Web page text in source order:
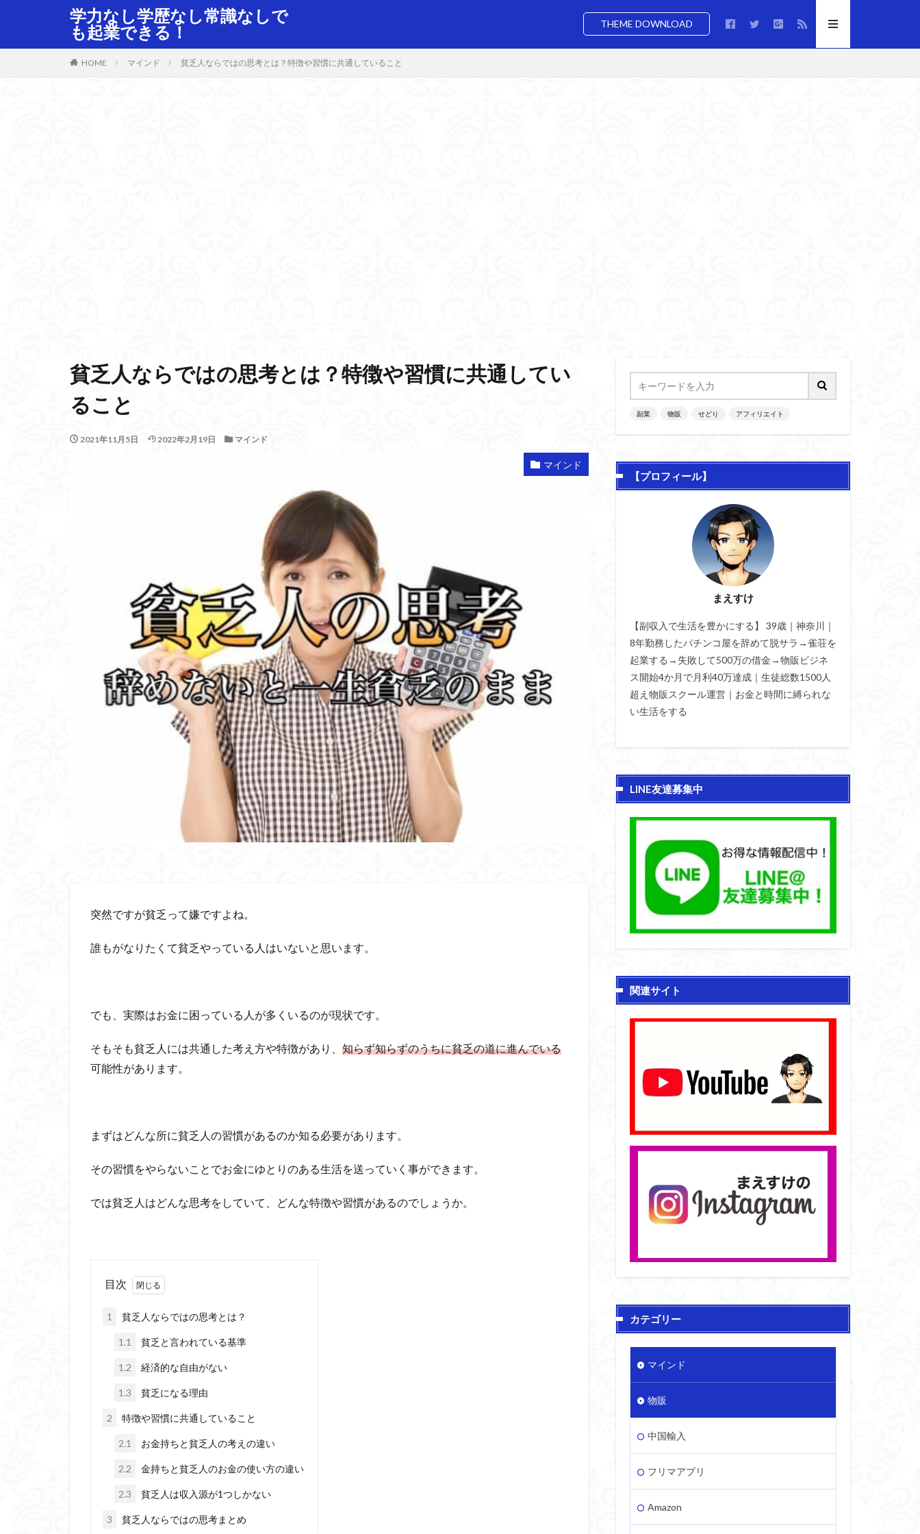
学力なし学歴なし常識なしで
も起業できる！
THEME DOWNLOAD
HOME マインド 貧乏人ならではの思考とは？特徴や習慣に共通していること
貧乏人ならではの思考とは？特徴や習慣に共通してい
ること
2021年11月5日 2022年2月19日 マインド
マインド
突然ですが貧乏って嫌ですよね。
誰もがなりたくて貧乏やっている人はいないと思います。
でも、実際はお金に困っている人が多くいるのが現状です。
そもそも貧乏人には共通した考え方や特徴があり、 知らず知らずのうちに貧乏の道に進んでいる
可能性があります。
まずはどんな所に貧乏人の習慣があるのか知る必要があります。
その習慣をやらないことでお金にゆとりのある生活を送っていく事ができます。
では貧乏人はどんな思考をしていて、どんな特徴や習慣があるのでしょうか。
目次
1 貧乏人ならではの思考とは？
1.1 貧乏と言われている基準
1.2 経済的な自由がない
1.3 貧乏になる理由
2 特徴や習慣に共通していること
2.1 お金持ちと貧乏人の考えの違い
2.2 金持ちと貧乏人のお金の使い方の違い
2.3 貧乏人は収入源が1つしかない
3 貧乏人ならではの思考まとめ
副業 物販 せどり アフィリエイト
【プロフィール】
まえすけ
【副収入で生活を豊かにする】 39歳｜神奈川｜
8年勤務したパチンコ屋を辞めて脱サラ→雀荘を
起業する→失敗して500万の借金→物販ビジネ
ス開始4か月で月利40万達成｜生徒総数1500人
超え物販スクール運営｜お金と時間に縛られな
い生活をする
LINE友達募集中
関連サイト
カテゴリー
マインド
物販
中国輸入
フリマアプリ
Amazon